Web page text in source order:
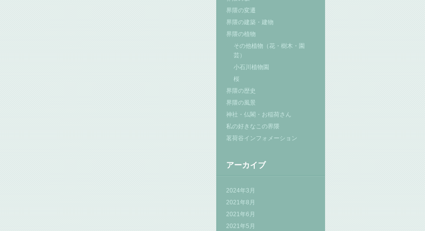
界隈の変遷
界隈の建築・建物
界隈の植物
その他植物（花・樹木・園
芸）
小石川植物園
桜
界隈の歴史
界隈の風景
神社・仏閣・お稲荷さん
私の好きなこの界隈
茗荷谷インフォメーション
アーカイブ
2024年3月
2021年8月
2021年6月
2021年5月